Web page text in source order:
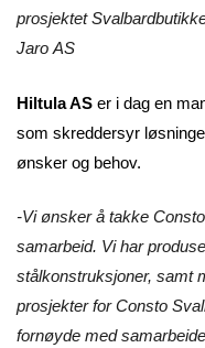
prosjektet
Jaro AS
Hiltula AS er i dag en
som skreddersyr
ønsker og behov.
-Vi ønsker å takke
samarbeid. Vi har
stålkonstruksjoner, samt
prosjekter for Consto
fornøyde med